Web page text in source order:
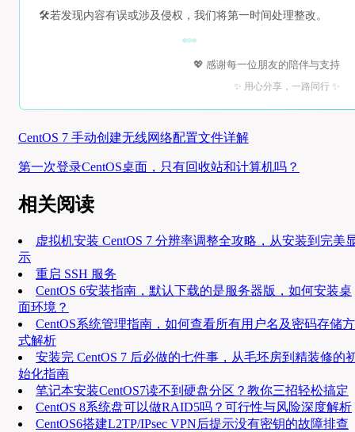
🛠️若发现内容有误或涉及侵权，我们将第一时间处理整改。
💖 感谢每一位朋友的陪伴与支持
✨ 用心分享，一路同行 ✨
CentOS 7 手动创建无线网络配置文件详解
第一次登录CentOS桌面，只有回收站和计算机吗？
相关阅读
虚拟机安装 CentOS 7 分辨率调整全攻略，从安装到完美
示
重启 SSH 服务
CentOS 6安装指南，默认下载的是服务器版，如何安装桌
面环境？
CentOS系统管理指南，如何查看所有用户名及密码存储方
式解析
安装完 CentOS 7 后必做的七件事，从毛坯房到精装修的
始化指南
笔记本安装CentOS7读不到硬盘分区？教你三招轻松搞定
CentOS 8系统盘可以做RAID5吗？可行性与风险深度解析
CentOS6搭建L2TP/IPsec VPN后提示没有密钥的故障排查